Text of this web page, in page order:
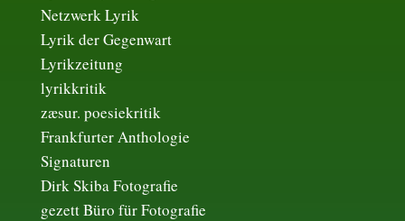
Netzwerk Lyrik
Lyrik der Gegenwart
Lyrikzeitung
lyrikkritik
zæsur. poesiekritik
Frankfurter Anthologie
Signaturen
Dirk Skiba Fotografie
gezett Büro für Fotografie